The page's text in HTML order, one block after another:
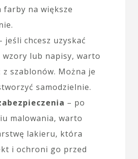
farby na większe
jeśli chcesz uzyskać
wzory lub napisy, warto
szablonów. Można je
samodzielnie.
– po
malowania, warto
lakieru, która
i ochroni go przed